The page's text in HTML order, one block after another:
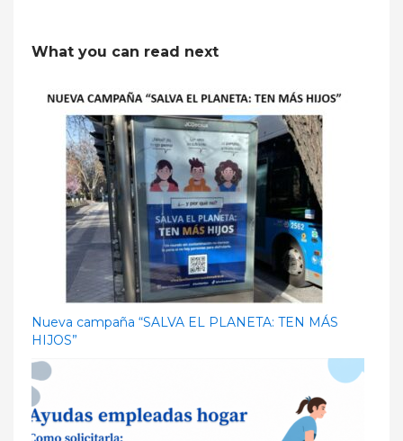
What you can read next
Nueva campaña “SALVA EL PLANETA: TEN MÁS
HIJOS”